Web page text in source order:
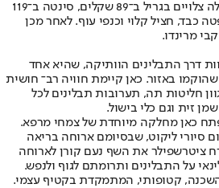
נתחים דקים של אסדו עגל וטלה צלויים בגריל ב־89 שקלים, סינטה ב־119
כבד, חציל קלוי וכנפי עוף. לאחר מכן
מרינדו.
דרך התבלינים הוותיקה, שהיא אחד
באזור. כאן קיימת חוויה רב־ חושית
חליטות תה, תערובות תבלינים לכל
זית וגם כלי בישול.
כאן מחלקה מיוחדת של צמחי מרפא.
סיורי ליקוט, שבסיומם ארוחה בריאה
ציטרשפילר את השף נעם קורן לארוחה
קטופותי, המתמקדת בקטיף עצמי.